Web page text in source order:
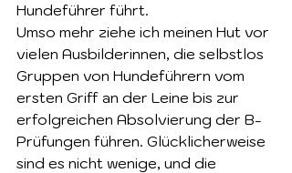
Hundeführer führt.
Umso mehr ziehe ich meinen Hut vor
vielen Ausbilderinnen, die selbstlos
Gruppen von Hundeführern vom
ersten Griff an der Leine bis zur
erfolgreichen Absolvierung der B-
Prüfungen führen. Glücklicherweise
sind es nicht wenige, und die